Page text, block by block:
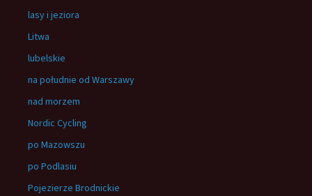
lasy i jeziora
Litwa
lubelskie
na południe od Warszawy
nad morzem
Nordic Cycling
po Mazowszu
po Podlasiu
Pojezierze Brodnickie